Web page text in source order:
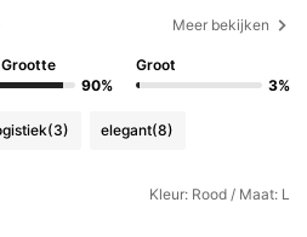
Meer bekijken
90%
Groot
3%
(3) elegant(8)
Kleur: Rood / Maat: L